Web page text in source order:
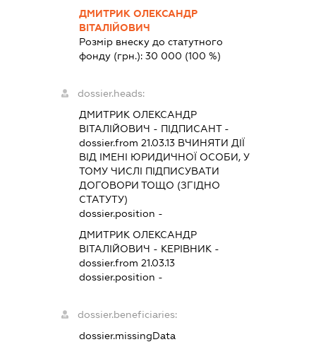
ДМИТРИК ОЛЕКСАНДР
ВІТАЛІЙОВИЧ
Розмір внеску до статутного
фонду (грн.): 30 000 (100 %)
dossier.heads:
ДМИТРИК ОЛЕКСАНДР
ВІТАЛІЙОВИЧ - ПІДПИСАНТ-
dossier.from 21.03.13ВЧИНЯТИ ДІЇ
ВІД ІМЕНІ ЮРИДИЧНОЇ ОСОБИ, У
ТОМУ ЧИСЛІ ПІДПИСУВАТИ
ДОГОВОРИ ТОЩО (ЗГІДНО
СТАТУТУ)
dossier.position -
ДМИТРИК ОЛЕКСАНДР
ВІТАЛІЙОВИЧ - КЕРІВНИК -
dossier.from 21.03.13
dossier.position -
dossier.beneficiaries:
dossier.missingData